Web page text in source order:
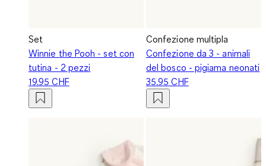
Set
Winnie the Pooh - set con
tutina - 2 pezzi
19.95 CHF
Confezione multipla
Confezione da 3 - animali
del bosco - pigiama neonati
35.95 CHF